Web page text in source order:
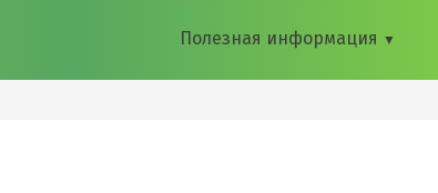
Полезная информация ▼